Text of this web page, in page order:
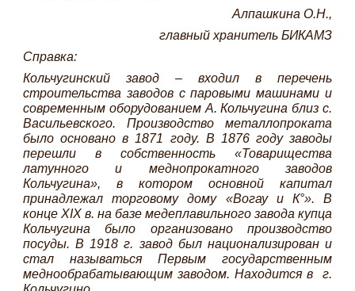
Алпашкина О.Н.,
главный хранитель БИКАМЗ
Справка:
Кольчугинский завод – входил в перечень
строительства заводов с паровыми машинами и
современным оборудованием А. Кольчугина близ с.
Васильевского. Производство металлопроката
было основано в 1871 году. В 1876 году заводы
перешли в собственность «Товарищества
латунного и меднопрокатного заводов
Кольчугина», в котором основной капитал
принадлежал торговому дому «Вогау и К°». В
конце XIX в. на базе медеплавильного завода купца
Кольчугина было организовано производство
посуды. В 1918 г. завод был национализирован и
стал называться Первым государственным
меднообрабатывающим заводом. Находится в г.